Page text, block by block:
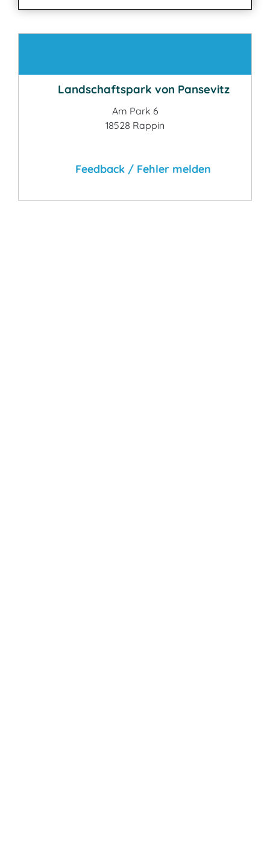
Landschaftspark von Pansevitz
Am Park 6
18528 Rappin
Feedback / Fehler melden